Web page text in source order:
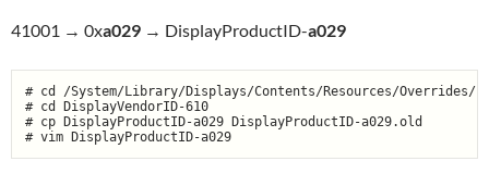
41001 → 0xa029 → DisplayProductID-a029
# cd /System/Library/Displays/Contents/Resources/Overrides/
# cd DisplayVendorID-610
# cp DisplayProductID-a029 DisplayProductID-a029.old